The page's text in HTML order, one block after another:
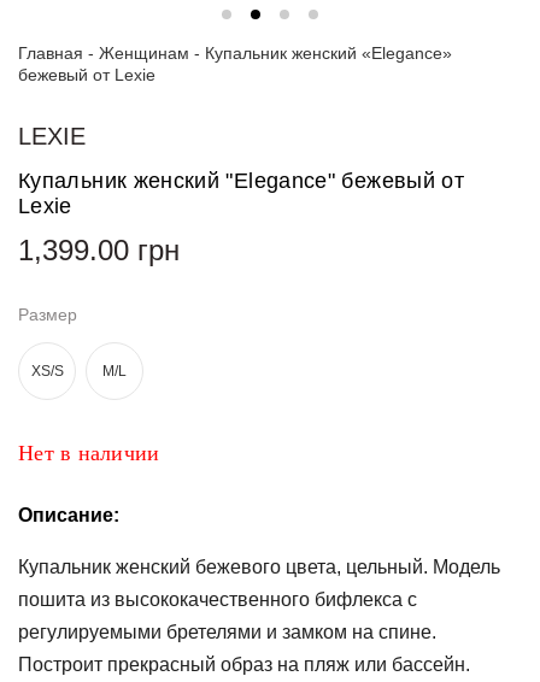
Пиджаки
и поло
и
Топы
и
боди
сумочки
Туники и
Шорты
Главная - Женщинам - Купальник женский «Elegance»
бежевый от Lexie
LEXIE
Купальник женский "Elegance" бежевый от
Lexie
1,399.00 грн
Размер
XS/S M/L
Нет в наличии
Описание:
Купальник женский бежевого цвета, цельный. Модель
пошита из высококачественного бифлекса с
регулируемыми бретелями и замком на спине.
Построит прекрасный образ на пляж или бассейн.